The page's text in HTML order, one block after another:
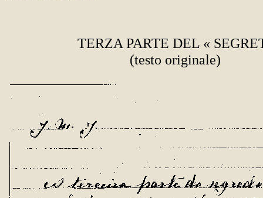
TERZA PARTE DEL «
(testo originale)